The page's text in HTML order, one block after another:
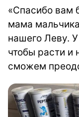
«Спасибо вам
мама
нашего Леву.
чтобы расти и
сможем